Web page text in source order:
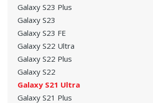
Galaxy S23 Plus
Galaxy S23
Galaxy S23 FE
Galaxy S22 Ultra
Galaxy S22 Plus
Galaxy S22
Galaxy S21 Ultra
Galaxy S21 Plus